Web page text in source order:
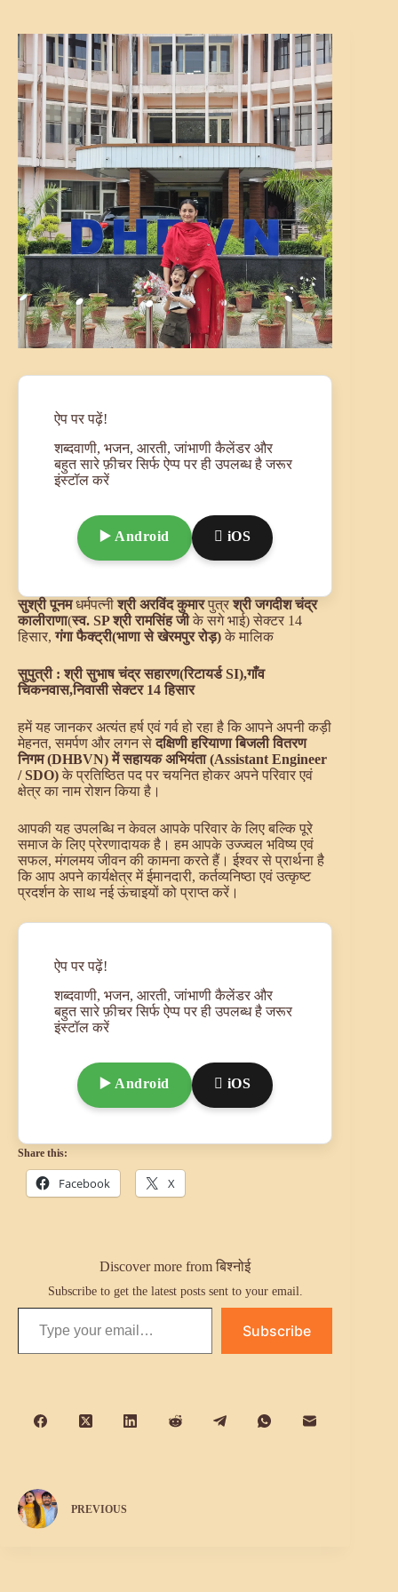
ऐप पर पढ़ें!
शब्दवाणी, भजन, आरती, जांभाणी कैलेंडर और
बहुत सारे फ़ीचर सिर्फ ऐप्प पर ही उपलब्ध है जरूर
इंस्टॉल करें
▶️ Android  iOS
सुश्री पूनमधर्मपत्नीश्री अरविंद कुमारपुत्रश्री जगदीश चंद्र
कालीराणा(स्व. SP श्री रामसिंह जीके सगे भाई) सेक्टर 14
हिसार,गंगा फैक्ट्री(भाणा से खेरमपुर रोड़) के मालिक
सुपुत्री : श्री सुभाष चंद्र सहारण(रिटायर्ड SI),गाँव
चिकनवास,निवासी सेक्टर 14 हिसार
हमें यह जानकर अत्यंत हर्ष एवं गर्व हो रहा है कि आपने अपनी कड़ी
मेहनत, समर्पण और लगन सेदक्षिणी हरियाणा बिजली वितरण
निगम (DHBVN) में सहायक अभियंता (Assistant Engineer
/ SDO) के प्रतिष्ठित पद पर चयनित होकर अपने परिवार एवं
क्षेत्र का नाम रोशन किया है।
आपकी यह उपलब्धि न केवल आपके परिवार के लिए बल्कि पूरे
समाज के लिए प्रेरणादायक है। हम आपके उज्ज्वल भविष्य एवं
सफल, मंगलमय जीवन की कामना करते हैं। ईश्वर से प्रार्थना है
कि आप अपने कार्यक्षेत्र में ईमानदारी, कर्तव्यनिष्ठा एवं उत्कृष्ट
प्रदर्शन के साथ नई ऊंचाइयों को प्राप्त करें।
ऐप पर पढ़ें!
शब्दवाणी, भजन, आरती, जांभाणी कैलेंडर और
बहुत सारे फ़ीचर सिर्फ ऐप्प पर ही उपलब्ध है जरूर
इंस्टॉल करें
▶️ Android  iOS
Share this:
Facebook X
Discover more from बिश्नोई
Subscribe to get the latest posts sent to your email.
Type your email…
Subscribe
PREVIOUS